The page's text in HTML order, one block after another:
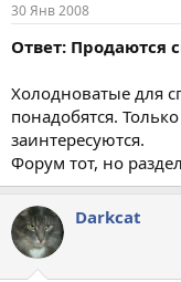
30 Янв 2008
Ответ: Продаются
Холодноватые для
понадобятся.
заинтересуются.
Форум тот, но
Darkcat